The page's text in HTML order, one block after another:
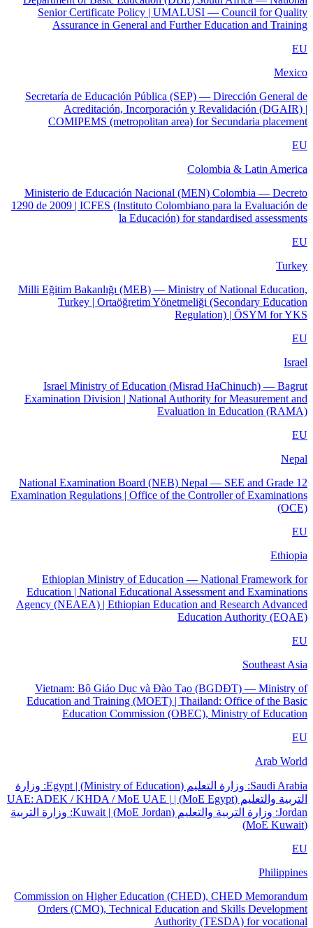
Senior Certificate Policy | UMALUSI — Council for Quality
Assurance in General and Further Education and Training
EU
Mexico
Secretaría de Educación Pública (SEP) — Dirección General de
Acreditación, Incorporación y Revalidación (DGAIR) |
COMIPEMS (metropolitan area) for Secundaria placement
EU
Colombia & Latin America
Ministerio de Educación Nacional (MEN) Colombia — Decreto
1290 de 2009 | ICFES (Instituto Colombiano para la Evaluación de
la Educación) for standardised assessments
EU
Turkey
Milli Eğitim Bakanlığı (MEB) — Ministry of National Education,
Turkey | Ortaöğretim Yönetmeliği (Secondary Education
Regulation) | ÖSYM for YKS
EU
Israel
Israel Ministry of Education (Misrad HaChinuch) — Bagrut
Examination Division | National Authority for Measurement and
Evaluation in Education (RAMA)
EU
Nepal
National Examination Board (NEB) Nepal — SEE and Grade 12
Examination Regulations | Office of the Controller of Examinations
(OCE)
EU
Ethiopia
Ethiopian Ministry of Education — National Framework for
Education | National Educational Assessment and Examinations
Agency (NEAEA) | Ethiopian Education and Research Advanced
Education Authority (EQAE)
EU
Southeast Asia
Vietnam: Bộ Giáo Dục và Đào Tạo (BGDĐT) — Ministry of
Education and Training (MOET) | Thailand: Office of the Basic
Education Commission (OBEC), Ministry of Education
EU
Arab World
Saudi Arabia: وزارة التعليم (Ministry of Education) | Egypt: وزارة
التربية والتعليم (MoE Egypt) | UAE: ADEK / KHDA / MoE UAE |
Jordan: وزارة التربية والتعليم (MoE Jordan) | Kuwait: وزارة التربية
(MoE Kuwait)
EU
Philippines
Commission on Higher Education (CHED), CHED Memorandum
Orders (CMO), Technical Education and Skills Development
Authority (TESDA) for vocational